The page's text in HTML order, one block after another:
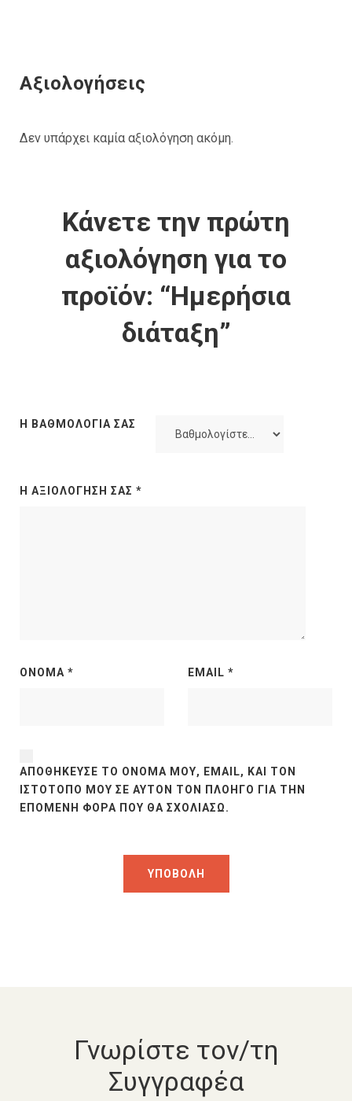
Αξιολογήσεις
Δεν υπάρχει καμία αξιολόγηση ακόμη.
Κάνετε την πρώτη
αξιολόγηση για το
προϊόν: “Ημερήσια
διάταξη”
Η ΒΑΘΜΟΛΟΓΊΑ ΣΑΣ
Η ΑΞΙΟΛΌΓΗΣΉ ΣΑΣ *
ΌΝΟΜΑ * EMAIL *
ΑΠΟΘΉΚΕΥΣΕ ΤΟ ΌΝΟΜΆ ΜΟΥ, EMAIL, ΚΑΙ ΤΟΝ
ΙΣΤΌΤΟΠΟ ΜΟΥ ΣΕ ΑΥΤΌΝ ΤΟΝ ΠΛΟΗΓΌ ΓΙΑ ΤΗΝ
ΕΠΌΜΕΝΗ ΦΟΡΆ ΠΟΥ ΘΑ ΣΧΟΛΙΆΣΩ.
Γνωρίστε τον/τη
Συγγραφέα